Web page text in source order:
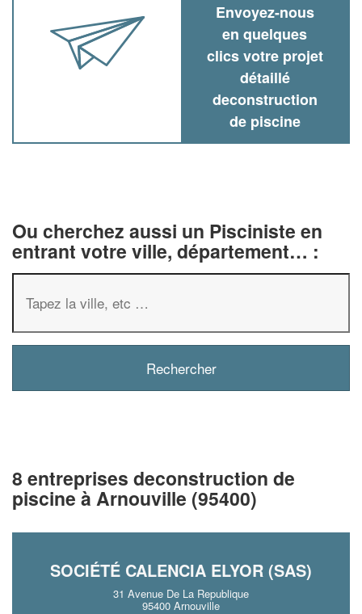
Envoyez-nous
en quelques
clics votre projet
détaillé
deconstruction
de piscine
Ou cherchez aussi un Pisciniste en
entrant votre ville, département… :
8 entreprises deconstruction de
piscine à Arnouville (95400)
SOCIÉTÉ CALENCIA ELYOR (SAS)
31 Avenue De La Republique
95400 Arnouville